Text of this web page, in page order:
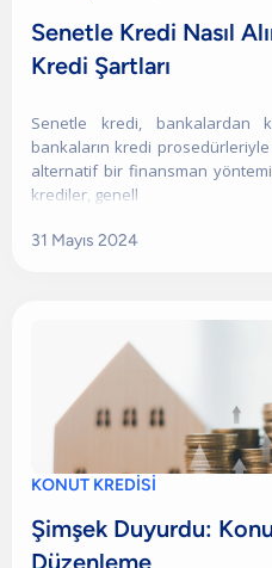
Senetle Kredi Nasıl
Kredi Şartları
Senetle kredi, bankalardan
bankaların kredi
alternatif bir finansman
krediler, genell
31 Mayıs 2024
KONUT KREDİSİ
Şimşek Duyurdu:
Düzenleme